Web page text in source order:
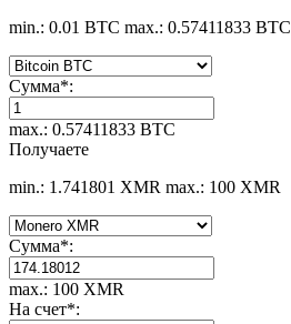
min.: 0.01 BTC max.: 0.57411833 BTC
Сумма*:
max.: 0.57411833 BTC
Получаете
min.: 1.741801 XMR max.: 100 XMR
Сумма*:
max.: 100 XMR
На счет*: